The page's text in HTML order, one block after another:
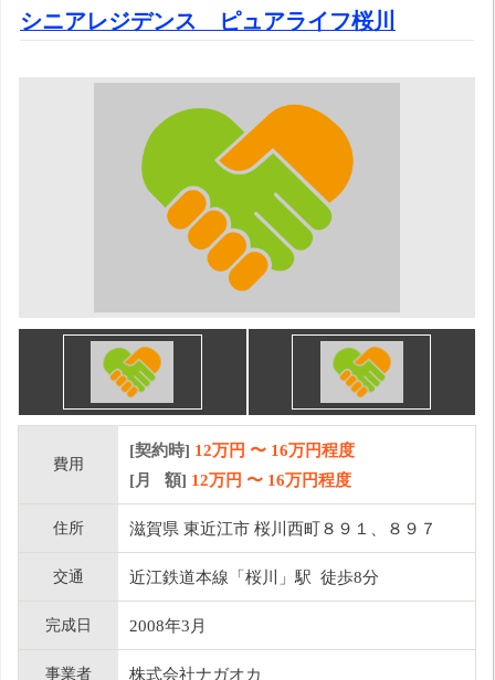
シニアレジデンス ピュアライフ桜川
費用
[契約時] 12万円 〜 16万円程度
[月 額] 12万円 〜 16万円程度
住所 滋賀県 東近江市 桜川西町８９１、８９７
交通 近江鉄道本線「桜川」駅 徒歩8分
完成日 2008年3月
事業者 株式会社ナガオカ